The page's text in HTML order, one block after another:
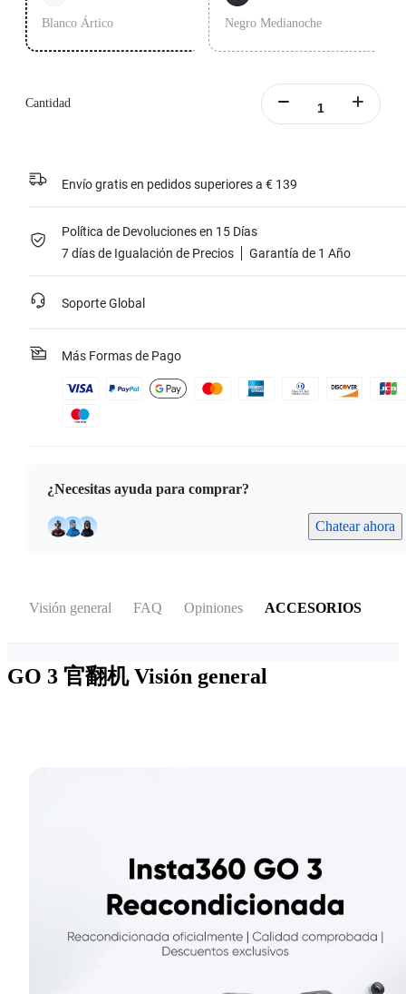
Blanco Ártico Negro Medianoche
Cantidad
Envío gratis en pedidos superiores a € 139
Política de Devoluciones en 15 Días
7 días de Igualación de Precios
Garantía de 1 Año
Soporte Global
Más Formas de Pago
¿Necesitas ayuda para comprar?
Chatear ahora
Visión general FAQ Opiniones ACCESORIOS
GO 3 官翻机Visión general